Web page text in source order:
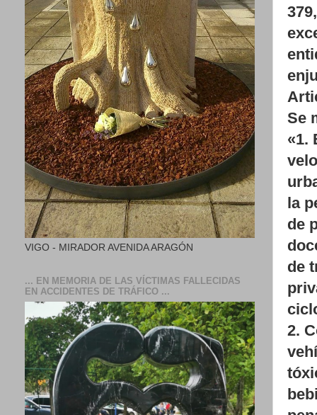
Se
«1.
la
de
de
2.
VIGO - MIRADOR AVENIDA ARAGÓN
... EN MEMORIA DE LAS VÍCTIMAS FALLECIDAS
EN ACCIDENTES DE TRÁFICO ...